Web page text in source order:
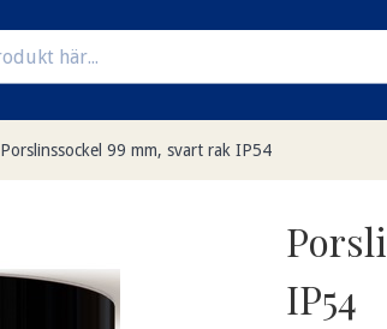
Porslinssockel 99 mm, svart rak IP54
IP54